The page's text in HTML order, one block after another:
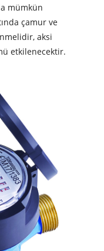
mümkün
çamur ve
aksi
etkilenecektir.